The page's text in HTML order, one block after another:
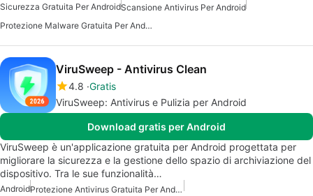
Sicurezza Gratuita Per AndroidScansione Antivirus Per Android
Protezione Malware Gratuita Per Android
ViruSweep - Antivirus Clean
4.8 Gratis
ViruSweep: Antivirus e Pulizia per Android
Download gratis per Android
ViruSweep è un'applicazione gratuita per Android progettata per
migliorare la sicurezza e la gestione dello spazio di archiviazione del
dispositivo. Tra le sue funzionalità…
Android
Protezione Antivirus Gratuita Per Android